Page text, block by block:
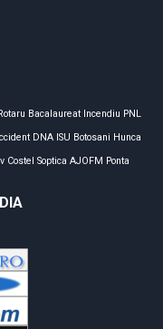
Bacalaureat Incendiu PNL
DNA ISU Botosani Hunca
Costel Soptica AJOFM Ponta